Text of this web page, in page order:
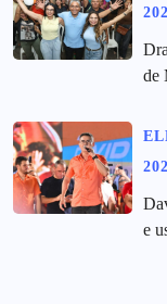
de
e